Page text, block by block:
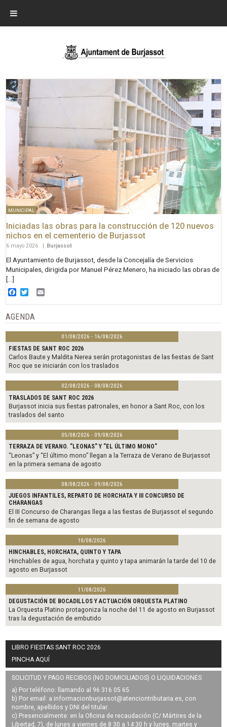
MUNICIPAL
Iniciadas las obras para la construcción de 120 nuevos
nichos en el cementerio de Burjassot
6 mayo 2026 Burjassot
El Ayuntamiento de Burjassot, desde la Concejalía de Servicios
Municipales, dirigida por Manuel Pérez Menero, ha iniciado las obras de
[…]
Facebook
Twitter
AGENDA
01/08/2026 - 16/08/2026
FIESTAS DE SANT ROC 2026
Carlos Baute y Maldita Nerea serán protagonistas de las fiestas de Sant
Roc que se iniciarán con los traslados
02/08/2026 - 08/08/2026
TRASLADOS DE SANT ROC 2026
Burjassot inicia sus fiestas patronales, en honor a Sant Roc, con los
traslados del santo
05/08/2026 - 09/08/2026
TERRAZA DE VERANO. "LEONAS" Y "EL ÚLTIMO MONO"
“Leonas” y “El último mono” llegan a la Terraza de Verano de Burjassot
en la primera semana de agosto
08/08/2026 - 09/08/2026
JUEGOS INFANTILES, REPARTO DE HORCHATA Y III CONCURSO DE
CHARANGAS
El III Concurso de Charangas llega a las fiestas de Burjassot el segundo
fin de semana de agosto
10/08/2026
HINCHABLES, HORCHATA, QUINTO Y TAPA
Hinchables de agua, horchata y quinto y tapa animarán la tarde del 10 de
agosto en Burjassot
11/08/2026
DEGUSTACIÓN DE BOCADILLOS Y ACTUACIÓN ORQUESTA PLATINO
La Orquesta Platino protagoniza la noche del 11 de agosto en Burjassot
tras la degustación de embutido
LIBRO FIESTAS SANT ROC 2026
PINCHA AQUÍ
SOLICITUD Y PAGO RECIBOS (NO DOMICILIADOS) O LIQUIDACIONES
a) Por teléfono: llamando al 96 316 05 65.
b) Por email: a informacionburjassot@atenciontributaria.es, con
nombre, apellidos y DNI del titular.
c) Presencialmente: en la Oficina de recaudación (C/ Mártires de la
Libertad, 7), de lunes a viernes de 8:30 a 14:30 h y lunes, martes y